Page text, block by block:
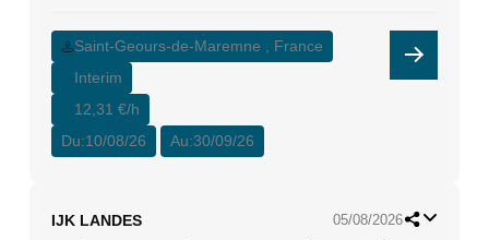
Saint-Geours-de-Maremne , France
Interim
12,31 €/h
Du:10/08/26 Au:30/09/26
IJK LANDES 05/08/2026